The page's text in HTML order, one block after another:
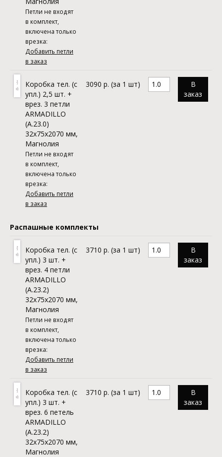
Петли не входят
в комплект,
включена только
врезка:
Добавить петли
в заказ
Коробка тел. (с
упл.) 2,5 шт. +
врез. 3 петли
ARMADILLO
(A.23.0)
32х75x2070 мм,
Магнолия
Петли не входят
в комплект,
включена только
врезка:
Добавить петли
в заказ
3090 р. (за 1 шт)
В
заказ
Распашные комплекты
Коробка тел. (с
упл.) 3 шт. +
врез. 4 петли
ARMADILLO
(A.23.2)
32х75x2070 мм,
Магнолия
Петли не входят
в комплект,
включена только
врезка:
Добавить петли
в заказ
3710 р. (за 1 шт)
В
заказ
Коробка тел. (с
упл.) 3 шт. +
врез. 6 петель
ARMADILLO
(A.23.2)
32х75x2070 мм,
Магнолия
3710 р. (за 1 шт)
В
заказ